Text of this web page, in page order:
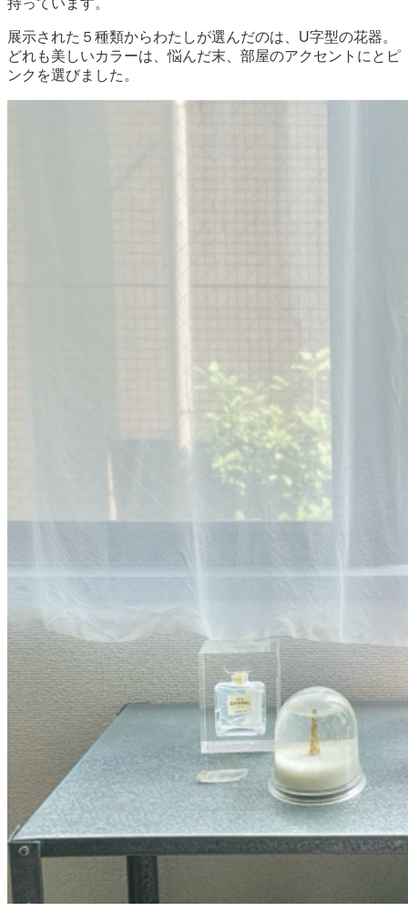
展示された５種類からわたしが選んだのは、U字型の花器。
どれも美しいカラーは、悩んだ末、部屋のアクセントにとピ
ンクを選びました。